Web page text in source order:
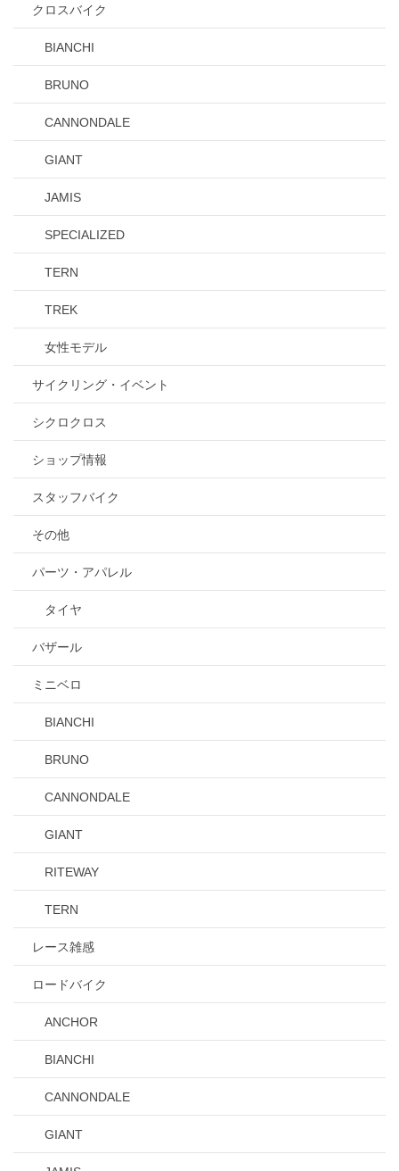
クロスバイク
BIANCHI
BRUNO
CANNONDALE
GIANT
JAMIS
SPECIALIZED
TERN
TREK
女性モデル
サイクリング・イベント
シクロクロス
ショップ情報
スタッフバイク
その他
パーツ・アパレル
タイヤ
バザール
ミニベロ
BIANCHI
BRUNO
CANNONDALE
GIANT
RITEWAY
TERN
レース雑感
ロードバイク
ANCHOR
BIANCHI
CANNONDALE
GIANT